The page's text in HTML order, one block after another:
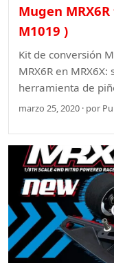
Mugen
M1019 )
Kit de conversión
MRX6R en
herramienta de
marzo 25, 2020 · por